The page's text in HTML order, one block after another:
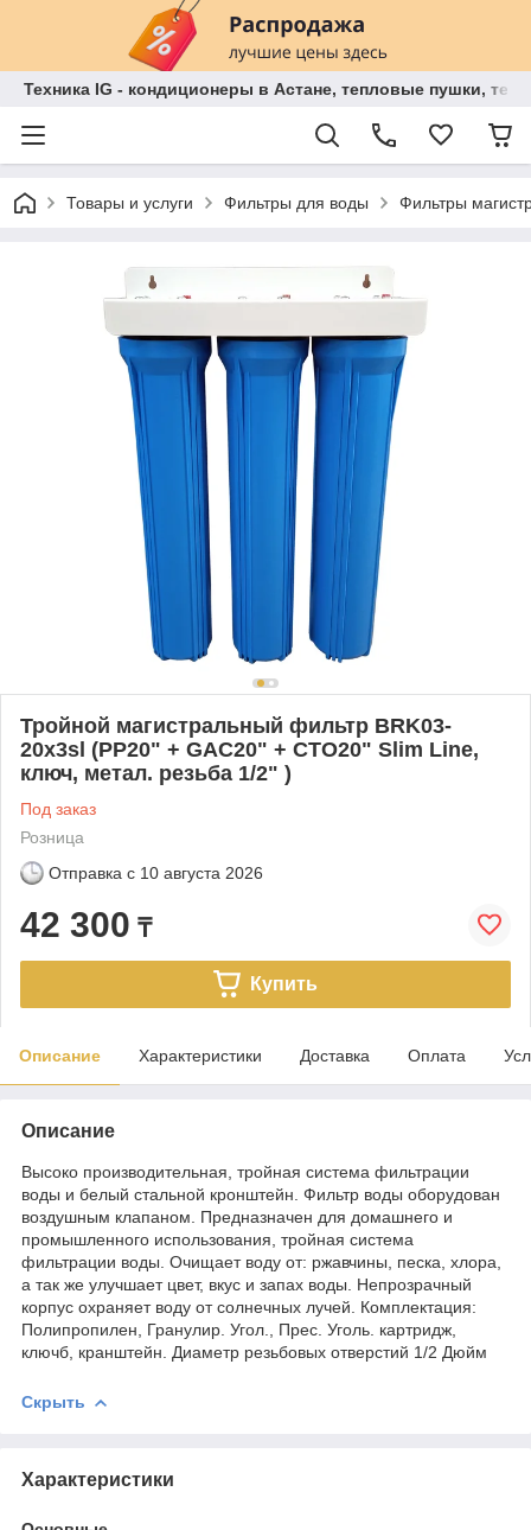
Техника IG - кондиционеры в Астане, тепловые пушки,
Товары и услуги Фильтры для воды Фильтры
Тройной магистральный фильтр BRK03-
20x3sl (PP20" + GAC20" + CTO20" Slim Line,
ключ, метал. резьба 1/2" )
Под заказ
Розница
Отправка с 10 августа 2026
42 300 ₸
Купить
Описание Характеристики Доставка Оплата
Описание
Высоко производительная, тройная система фильтрации
воды и белый стальной кронштейн. Фильтр воды оборудован
воздушным клапаном. Предназначен для домашнего и
промышленного использования, тройная система
фильтрации воды. Очищает воду от: ржавчины, песка, хлора,
а так же улучшает цвет, вкус и запах воды. Непрозрачный
корпус охраняет воду от солнечных лучей. Комплектация:
Полипропилен, Гранулир. Угол., Прес. Уголь. картридж,
ключб, кранштейн. Диаметр резьбовых отверстий 1/2 Дюйм
Скрыть
Характеристики